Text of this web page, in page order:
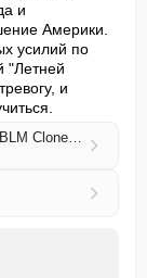
и
Америки.
усилий по
"Летней
и
Riots Erupt At LA ICE Facility As Mexican BLM Clone Unleashes Color Revolution Operation